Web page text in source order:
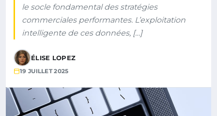
le socle fondamental des stratégies
commerciales performantes. L’exploitation
intelligente de ces données, […]
ÉLISE LOPEZ
19 JUILLET 2025